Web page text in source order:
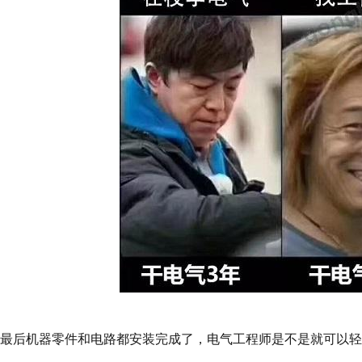
最后机器零件和电路都安装完成了，电气工程师是不是就可以